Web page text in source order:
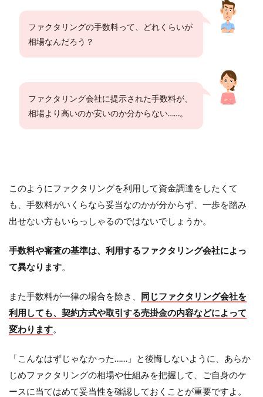
ファクタリングの手数料って、どれくらいが
相場なんだろう？
ファクタリング会社に提示された手数料が、
相場より高いのか安いのか分からない……。
このようにファクタリングを利用して資金調達をしたくて
も、手数料がいくらなら妥当なのかが分からず、一歩を踏み
出せない方もいらっしゃるのではないでしょうか。
手数料や審査の基準は、利用するファクタリング会社によっ
て異なります
また手数料が一律の場合を除き、 同じファクタリング会社を
利用しても、契約方式や取引する売掛金の内容などによって
変わります
「こんなはずじゃなかった……」と後悔しないように、あらか
じめファクタリングの相場や仕組みを把握して、ご自身のケ
ースに当てはめて妥当性を確認しておくことが重要ですよ。